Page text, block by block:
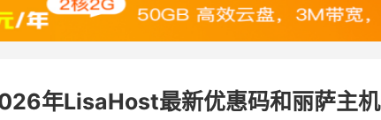
年LisaHost最新优惠码和丽萨主机